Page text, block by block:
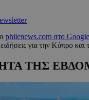
philenews.com στο
για την Κύπρο
ΤΗΣ